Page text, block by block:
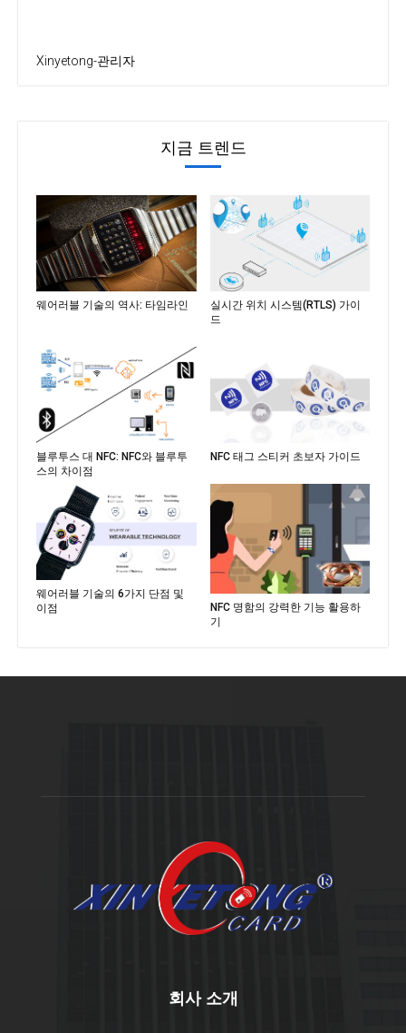
Xinyetong-관리자
지금 트렌드
웨어러블 기술의 역사: 타임라인
실시간 위치 시스템(RTLS) 가이
드
블루투스 대 NFC: NFC와 블루투
스의 차이점
NFC 태그 스티커 초보자 가이드
웨어러블 기술의 6가지 단점 및
이점
NFC 명함의 강력한 기능 활용하
기
회사 소개